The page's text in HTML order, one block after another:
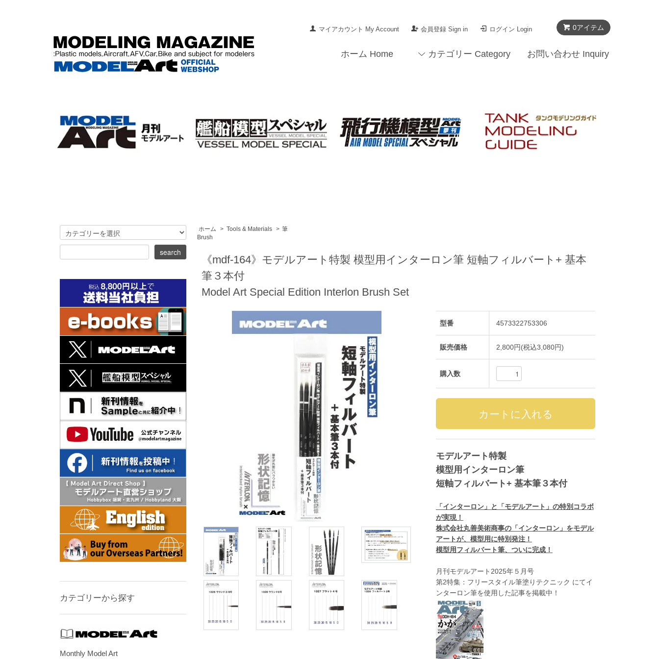
0アイテム
マイアカウント My Account 会員登録 Sign in ログイン Login
ホーム Home カテゴリー Category お問い合わせ Inquiry
ホーム > Tools & Materials > 筆
Brush
《mdf-164》モデルアート特製 模型用インターロン筆 短軸フィルバート+ 基本
筆３本付
Model Art Special Edition Interlon Brush Set
型番 4573322753306
販売価格 2,800円(税込3,080円)
購入数
モデルアート特製
模型用インターロン筆
短軸フィルバート+ 基本筆３本付
「インターロン」と「モデルアート」の特別コラボ
が実現！
株式会社丸善美術商事の「インターロン」をモデル
アートが、模型用に特別発注！
模型用フィルバート筆、ついに完成！
月刊モデルアート2025年５月号
第2特集：フリースタイル筆塗りテクニック にてイ
ンターロン筆を使用した記事を掲載中！
カテゴリーから探す
Monthly Model Art